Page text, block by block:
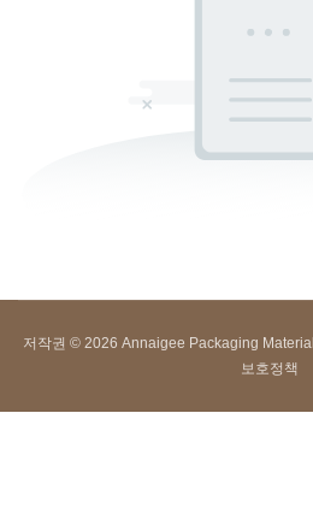
저작권 © 2026 Annaigee Packaging
보호정책